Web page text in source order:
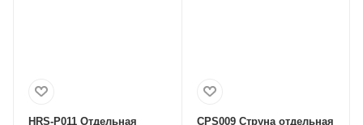
HRS-P011 Отдельная CPS009 Струна отдельная